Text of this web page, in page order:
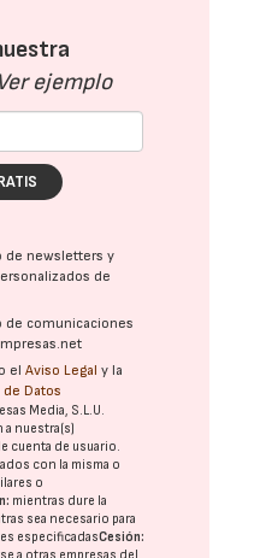
Ver ejemplo
de newsletters y
de
de comunicaciones
elAviso Legal y la
Datos
Media, S.L.U.
nuestra(s)
cuenta de usuario.
con la misma o
o
mientras dure la
sea necesario para
especificadasCesión: